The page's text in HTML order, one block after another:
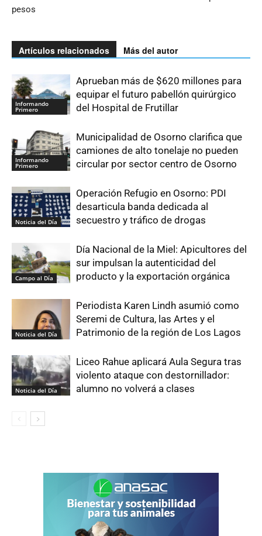
pesos
Artículos relacionados Más del autor
Informando
Primero
Aprueban más de $620 millones para
equipar el futuro pabellón quirúrgico
del Hospital de Frutillar
Informando
Primero
Municipalidad de Osorno clarifica que
camiones de alto tonelaje no pueden
circular por sector centro de Osorno
Noticia del Día
Operación Refugio en Osorno: PDI
desarticula banda dedicada al
secuestro y tráfico de drogas
Campo al Día
Día Nacional de la Miel: Apicultores del
sur impulsan la autenticidad del
producto y la exportación orgánica
Noticia del Día
Periodista Karen Lindh asumió como
Seremi de Cultura, las Artes y el
Patrimonio de la región de Los Lagos
Noticia del Día
Liceo Rahue aplicará Aula Segura tras
violento ataque con destornillador:
alumno no volverá a clases